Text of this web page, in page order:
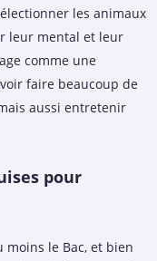
les animaux
leur mental et leur
comme une
faire beaucoup de
aussi entretenir
pour
le Bac, et bien